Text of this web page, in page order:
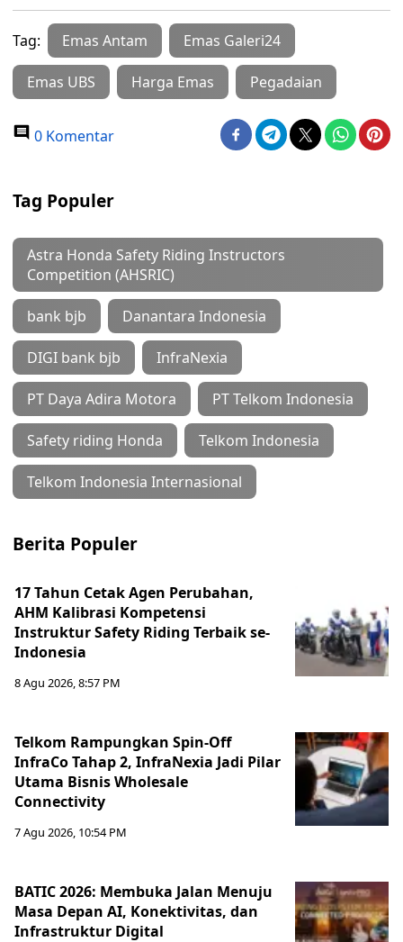
Tag: Emas Antam Emas Galeri24
Emas UBS Harga Emas Pegadaian
0 Komentar
Tag Populer
Astra Honda Safety Riding Instructors
Competition (AHSRIC)
bank bjb Danantara Indonesia
DIGI bank bjb InfraNexia
PT Daya Adira Motora PT Telkom Indonesia
Safety riding Honda Telkom Indonesia
Telkom Indonesia Internasional
Berita Populer
17 Tahun Cetak Agen Perubahan,
AHM Kalibrasi Kompetensi
Instruktur Safety Riding Terbaik se-
Indonesia
8 Agu 2026, 8:57 PM
Telkom Rampungkan Spin-Off
InfraCo Tahap 2, InfraNexia Jadi Pilar
Utama Bisnis Wholesale
Connectivity
7 Agu 2026, 10:54 PM
BATIC 2026: Membuka Jalan Menuju
Masa Depan AI, Konektivitas, dan
Infrastruktur Digital